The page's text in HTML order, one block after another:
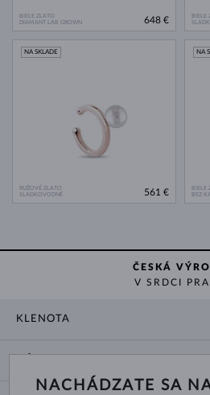
BIELE ZLATO
DIAMANT LAB GROWN
648 €
BIELE
RUŽOVÉ ZLATO
SLADKOVODNÉ
NA SKLADE
561 €
BIELE
BEZ
NA
ČESKÁ
V SRDCI
KLENOTA
O NÁS
DODANIE A PLATBA ZA TOVAR
NACHÁDZATE SA